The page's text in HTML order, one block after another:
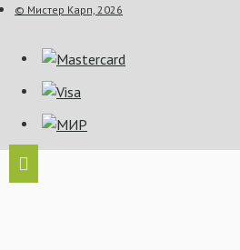
© Мистер Карп, 2026